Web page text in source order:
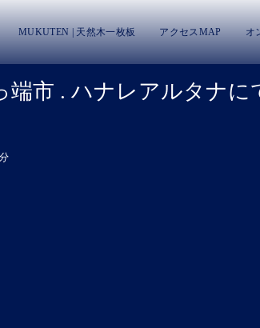
MUKUTEN | 天然木一枚板 アクセスMAP オ
市 . ハナレアルタナに